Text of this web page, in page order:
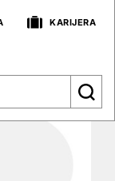
KARIJERA